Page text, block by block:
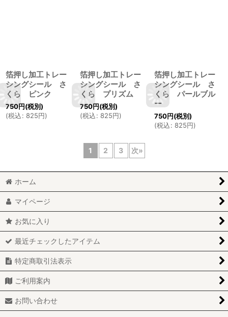
箔押し加工トレー
シングシール さ
くら ピンク
750円(税別)
(税込: 825円)
箔押し加工トレー
シングシール さ
くら プリズム
750円(税別)
(税込: 825円)
箔押し加工トレー
シングシール さ
くら パールブル
ー
750円(税別)
(税込: 825円)
1 2 3 次»
ホーム
マイページ
お気に入り
最近チェックしたアイテム
特定商取引法表示
ご利用案内
お問い合わせ